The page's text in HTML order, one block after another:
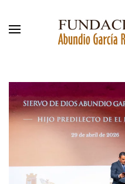
Skip to main content